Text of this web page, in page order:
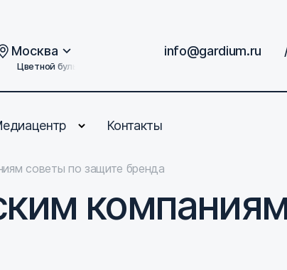
Москва
Цветной бульвар, дом 2
info@gardium.ru
Контакты
советы по защите бренда